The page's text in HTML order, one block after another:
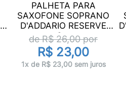
PALHETA PARA
SAXOFONE SOPRANO
D'ADDARIO RESERVE
3...
de R$26,00por
R$ 23,00
1x de R$ 23,00 sem juros